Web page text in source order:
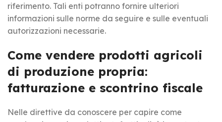
riferimento. Tali enti potranno fornire ulteriori
informazioni sulle norme da seguire e sulle eventuali
autorizzazioni necessarie.
Come vendere prodotti agricoli
di produzione propria:
fatturazione e scontrino fiscale
Nelle direttive da conoscere per capire come